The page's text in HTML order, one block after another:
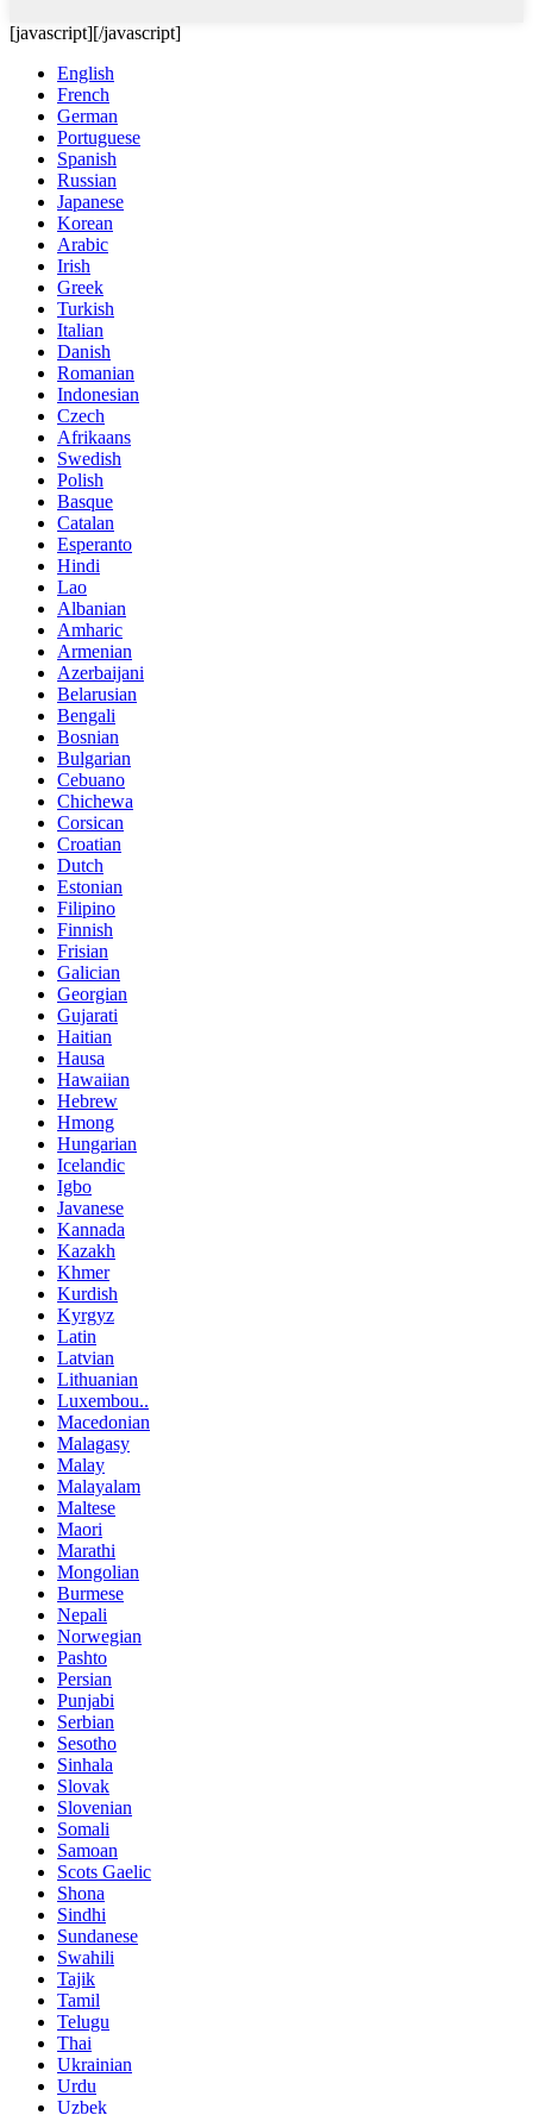
[javascript][/javascript]
English
French
German
Portuguese
Spanish
Russian
Japanese
Korean
Arabic
Irish
Greek
Turkish
Italian
Danish
Romanian
Indonesian
Czech
Afrikaans
Swedish
Polish
Basque
Catalan
Esperanto
Hindi
Lao
Albanian
Amharic
Armenian
Azerbaijani
Belarusian
Bengali
Bosnian
Bulgarian
Cebuano
Chichewa
Corsican
Croatian
Dutch
Estonian
Filipino
Finnish
Frisian
Galician
Georgian
Gujarati
Haitian
Hausa
Hawaiian
Hebrew
Hmong
Hungarian
Icelandic
Igbo
Javanese
Kannada
Kazakh
Khmer
Kurdish
Kyrgyz
Latin
Latvian
Lithuanian
Luxembou..
Macedonian
Malagasy
Malay
Malayalam
Maltese
Maori
Marathi
Mongolian
Burmese
Nepali
Norwegian
Pashto
Persian
Punjabi
Serbian
Sesotho
Sinhala
Slovak
Slovenian
Somali
Samoan
Scots Gaelic
Shona
Sindhi
Sundanese
Swahili
Tajik
Tamil
Telugu
Thai
Ukrainian
Urdu
Uzbek